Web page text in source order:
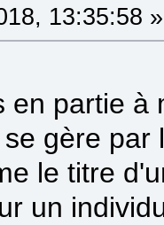
13:35:58 »
en partie à
gère par
le titre
un